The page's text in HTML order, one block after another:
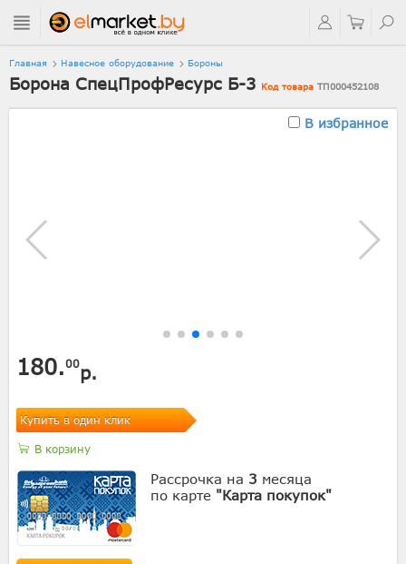
Главная Навесное оборудование Бороны
Борона СпецПрофРесурс Б-3 Код товара ТП000452108
В избранное
180.00р.
Купить в один клик
В корзину
Рассрочка на 3 месяца
по карте "Карта покупок"